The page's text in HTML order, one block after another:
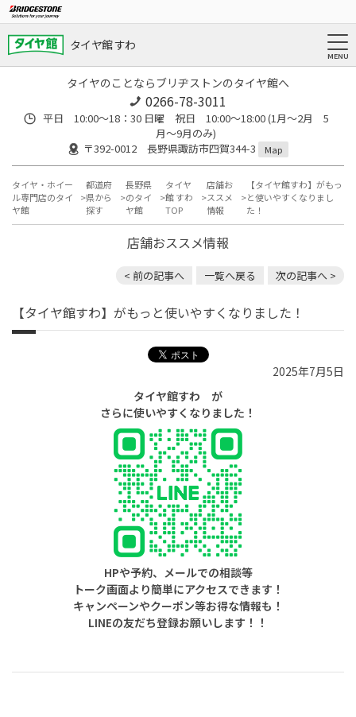
タイヤ館 すわ
タイヤのことならブリヂストンのタイヤ館へ
0266-78-3011
平日 10:00〜18：30 日曜 祝日 10:00〜18:00 (1月〜2月 5
月〜9月のみ)
〒392-0012 長野県諏訪市四賀344-3
Map
タイヤ・ホイー
ル専門店のタイ
ヤ館
都道府
県から
探す
長野県
のタイ
ヤ館
タイヤ
館 すわ
TOP
店舗お
ススメ
情報
【タイヤ館すわ】がもっ
と使いやすくなりまし
た！
店舗おススメ情報
< 前の記事へ 一覧へ戻る 次の記事へ >
【タイヤ館すわ】がもっと使いやすくなりました！
2025年7月5日
タイヤ館すわ が
さらに使いやすくなりました！
HPや予約、メールでの相談等
トーク画面より簡単にアクセスできます！
キャンペーンやクーポン等お得な情報も！
LINEの友だち登録お願いします！！